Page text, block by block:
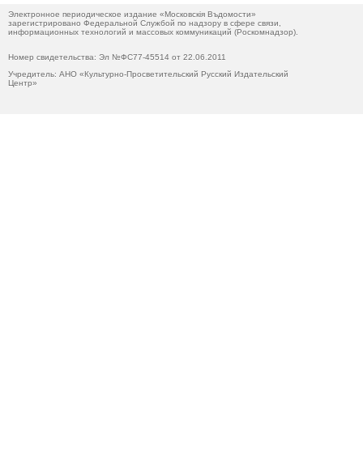
Электронное периодическое издание «Московскiя Въдомости»
зарегистрировано Федеральной Службой по надзору в сфере связи,
информационных технологий и массовых коммуникаций (Роскомнадзор).
Номер свидетельства: Эл №ФС77-45514 от 22.06.2011
Учредитель: АНО «Культурно-Просветительский Русский Издательский
Центр»